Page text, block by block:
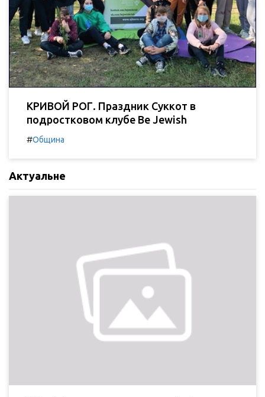
КРИВОЙ РОГ. Праздник Суккот в
подростковом клубе Be Jewish
#Община
Актуальне